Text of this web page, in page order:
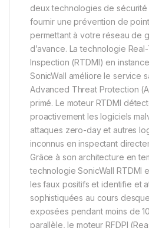
deux technologies de
fournir une prévention de
permettant à votre réseau de
d’avance. La technologie
Inspection (RTDMI) en
SonicWall améliore le service
Advanced Threat Protection
primé. Le moteur RTDMI
proactivement les logiciels
attaques zero-day et autres
inconnus en inspectant
Grâce à son architecture en
technologie SonicWall RTDMI
les faux positifs et identifie et
sophistiquées au cours
exposées pendant moins de
parallèle, le moteur RFDPI